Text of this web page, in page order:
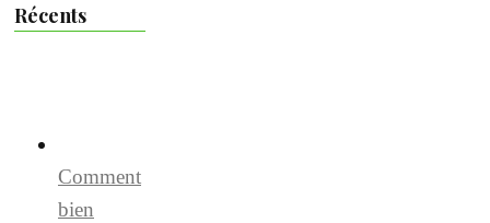
Récents
Comment
bien